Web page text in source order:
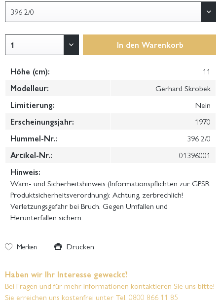
In den Warenkorb
Höhe (cm):
11
Modelleur:
Gerhard Skrobek
Limitierung:
Nein
Erscheinungsjahr:
1970
Hummel-Nr.:
396 2/0
Artikel-Nr.:
01396001
Hinweis:
Warn- und Sicherheitshinweis (Informationspflichten zur GPSR
Produktsicherheitsverordnung): Achtung, zerbrechlich!
Verletzungsgefahr bei Bruch. Gegen Umfallen und
Herunterfallen sichern.
Merken Drucken
Haben wir Ihr Interesse geweckt?
Bei Fragen und für mehr Informationen kontaktieren Sie uns bitte!
Sie erreichen uns kostenfrei unter Tel. 0800 866 11 85